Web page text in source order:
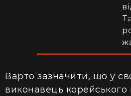
Варто зазначити, що у
виконавець